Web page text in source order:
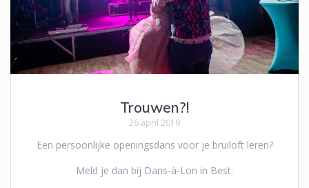
Trouwen?!
26 april 2019
Een persoonlijke openingsdans voor je bruiloft leren?
Meld je dan bij Dans-à-Lon in Best.